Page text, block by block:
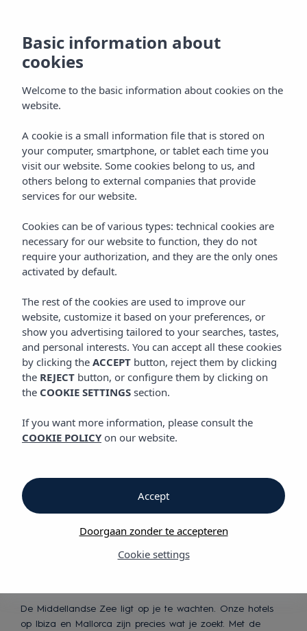
Hotels
Holiday Experiences
Home Vibra Experiences HOTELS
Beleef een unieke ervaring
in onze hotels
Met de beste
De Middellandse Zee ligt op je te wachten. Onze hotels
op Ibiza en Mallorca zijn precies wat je zoekt. Met de
Basic information about
cookies
Welcome to the basic information about cookies on the
website.
A cookie is a small information file that is stored on
your computer, smartphone, or tablet each time you
visit our website. Some cookies belong to us, and
others belong to external companies that provide
services for our website.
Cookies can be of various types: technical cookies are
necessary for our website to function, they do not
require your authorization, and they are the only ones
activated by default.
The rest of the cookies are used to improve our
website, customize it based on your preferences, or
show you advertising tailored to your searches, tastes,
and personal interests. You can accept all these cookies
by clicking the ACCEPT button, reject them by clicking
the REJECT button, or configure them by clicking on
the COOKIE SETTINGS section.
If you want more information, please consult the
COOKIE POLICY on our website.
Cookie settings
Doorgaan zonder te accepteren
Accept